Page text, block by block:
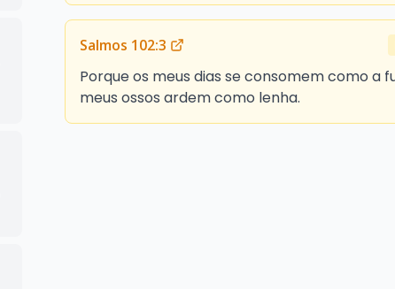
Salmos 102:3
Porque os meus dias se consomem como a
meus ossos ardem como lenha.